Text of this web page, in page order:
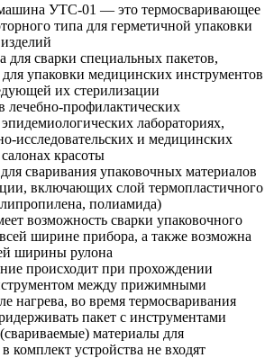
УТС-01 — это термосваривающее
типа для герметичной упаковки
для сварки специальных пакетов,
упаковки медицинских инструментов
их стерилизации
лечебно-профилактических
лабораториях,
исследовательских и медицинских
красоты
сваривания упаковочных материалов
включающих слой термопластичного
полиамида)
возможность сварки упаковочного
ширине прибора, а также возможна
ширины рулона
происходит при прохождении
между прижимными
нагрева, во время термосваривания
пакет с инструментами
материалы для
комплект устройства не входят